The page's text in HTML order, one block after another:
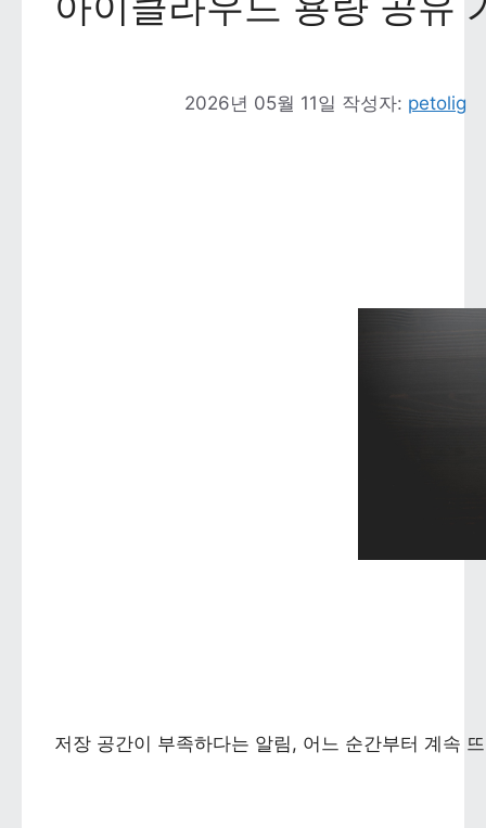
2026년 05월 11일 작성자: petolig
저장 공간이 부족하다는 알림, 어느 순간부터 계속